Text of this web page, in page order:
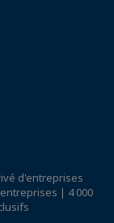
d'entreprises
| 4 000